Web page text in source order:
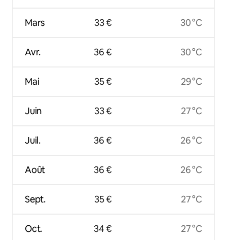
Mars
Avr.
Mai
Juin
Juil.
Août
Sept.
Oct.
33 €
36 €
35 €
33 €
36 €
36 €
35 €
34 €
30 °C
30 °C
29 °C
27 °C
26 °C
26 °C
27 °C
27 °C